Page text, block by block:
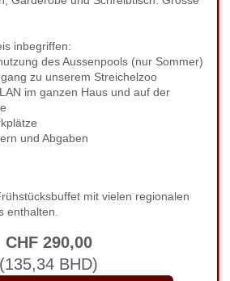
inbegriffen:
des Aussenpools (nur Sommer)
zu unserem Streichelzoo
im ganzen Haus und auf der
und Abgaben
mit vielen regionalen
enthalten.
CHF 290,00
(135,34 BHD)